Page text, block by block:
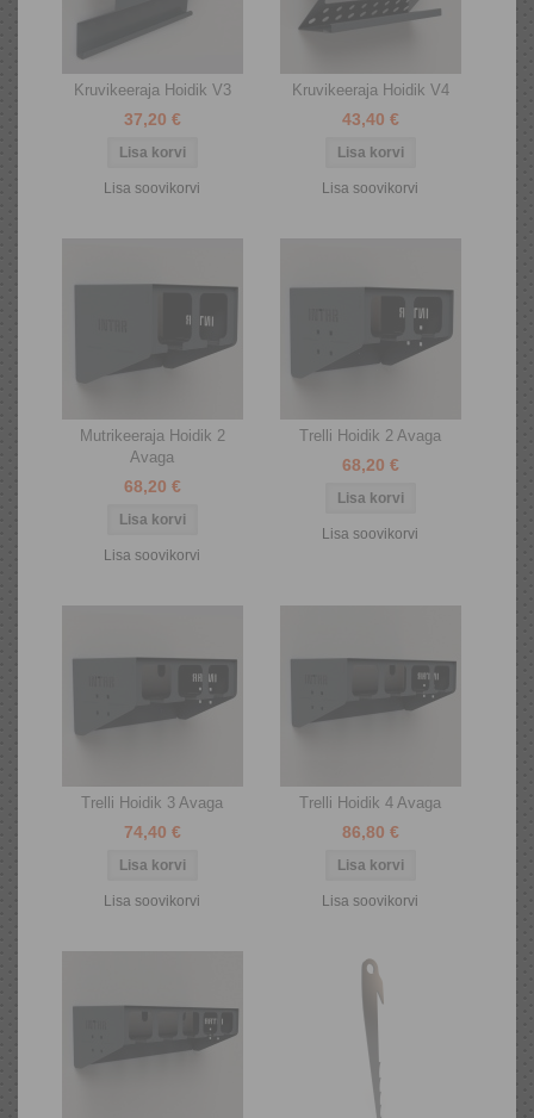
Kruvikeeraja Hoidik V3
37,20 €
Lisa soovikorvi
Kruvikeeraja Hoidik V4
43,40 €
Lisa soovikorvi
Mutrikeeraja Hoidik 2
Avaga
68,20 €
Lisa soovikorvi
Trelli Hoidik 2 Avaga
68,20 €
Lisa soovikorvi
Trelli Hoidik 3 Avaga
74,40 €
Lisa soovikorvi
Trelli Hoidik 4 Avaga
86,80 €
Lisa soovikorvi